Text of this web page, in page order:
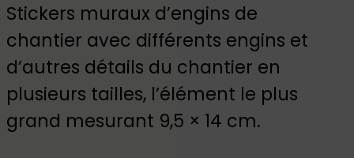
Stickers muraux d’engins de
chantier avec différents engins et
d’autres détails du chantier en
plusieurs tailles, l’élément le plus
grand mesurant 9,5 × 14 cm.